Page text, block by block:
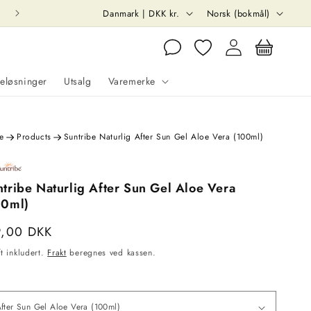
a
e
i
Danmark | DKK kr.
S
p
r
Norsk (bokmål)
Utsalg Varemerke
LoggHandlekurv
Products Suntribe Naturlig After Sun Gel Aloe Vera (100ml)
Naturlig After Sun Gel Aloe Vera
DKK
inkludert. Frakt beregnes ved kassen.